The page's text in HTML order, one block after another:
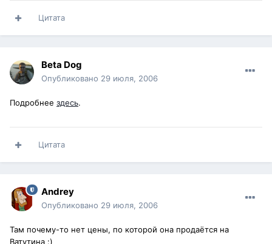
Цитата
Beta Dog
Опубликовано 29 июля, 2006
Подробнее здесь.
Цитата
Andrey
Опубликовано 29 июля, 2006
Там почему-то нет цены, по которой она продаётся на
Ватутина :)